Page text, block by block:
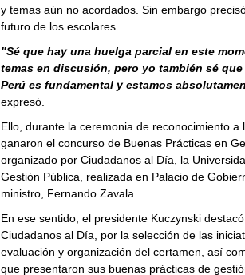
y temas aún no acordados. Sin embargo
futuro de los escolares.
"Sé que hay una huelga parcial en este
temas en discusión, pero yo también sé
Perú es fundamental y estamos
expresó.
Ello, durante la ceremonia de reconocimiento a
ganaron el concurso de Buenas Prácticas en
organizado por Ciudadanos al Día, la
Gestión Pública, realizada en Palacio de
ministro, Fernando Zavala.
En ese sentido, el presidente Kuczynski
Ciudadanos al Día, por la selección de las
evaluación y organización del certamen, así
que presentaron sus buenas prácticas de